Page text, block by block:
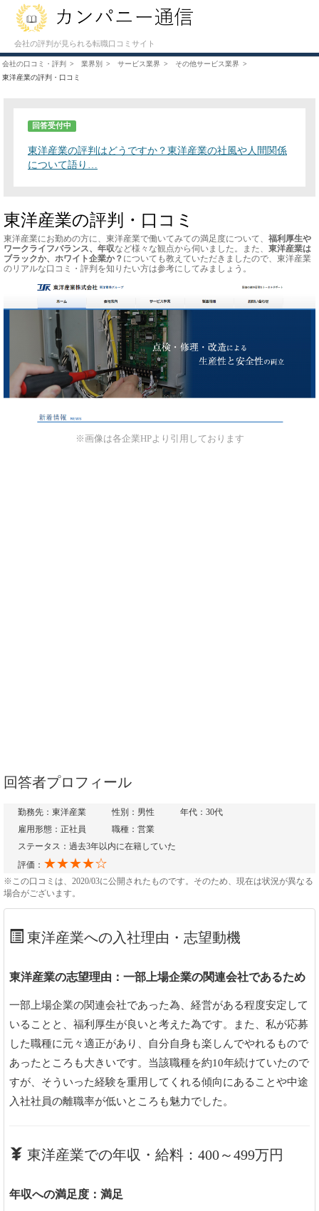
会社の評判が見られる転職口コミサイト
会社の口コミ・評判 業界別 サービス業界
その他サービス業界
東洋産業の評判・口コミ
回答受付中
東洋産業の評判はどうですか？東洋産業の社風や人間関係
について語り…
東洋産業の評判・口コミ
東洋産業にお勤めの方に、東洋産業で働いてみての満足度について、 福利厚生や
ワークライフバランス、年収など様々な観点から伺いました。また、 東洋産業は
ブラックか、ホワイト企業か？ についても教えていただきましたので、東洋産業
のリアルな口コミ・評判を知りたい方は参考にしてみましょう。
※画像は各企業HPより引用しております
回答者プロフィール
勤務先：東洋産業 性別：男性
年代：30代
雇用形態：正社員
職種：営業
ステータス：過去3年以内に在籍していた
評価： ★★★★☆
※この口コミは、2020/03に公開されたものです。そのため、現在は状況が異なる
場合がございます。
東洋産業への入社理由・志望動機
東洋産業の志望理由：一部上場企業の関連会社であるため
一部上場企業の関連会社であった為、経営がある程度安定して
いることと、福利厚生が良いと考えた為です。また、私が応募
した職種に元々適正があり、自分自身も楽しんでやれるもので
あったところも大きいです。当該職種を約10年続けていたので
すが、そういった経験を重用してくれる傾向にあることや中途
入社社員の離職率が低いところも魅力でした。
東洋産業での年収・給料：400～499万円
年収への満足度：満足